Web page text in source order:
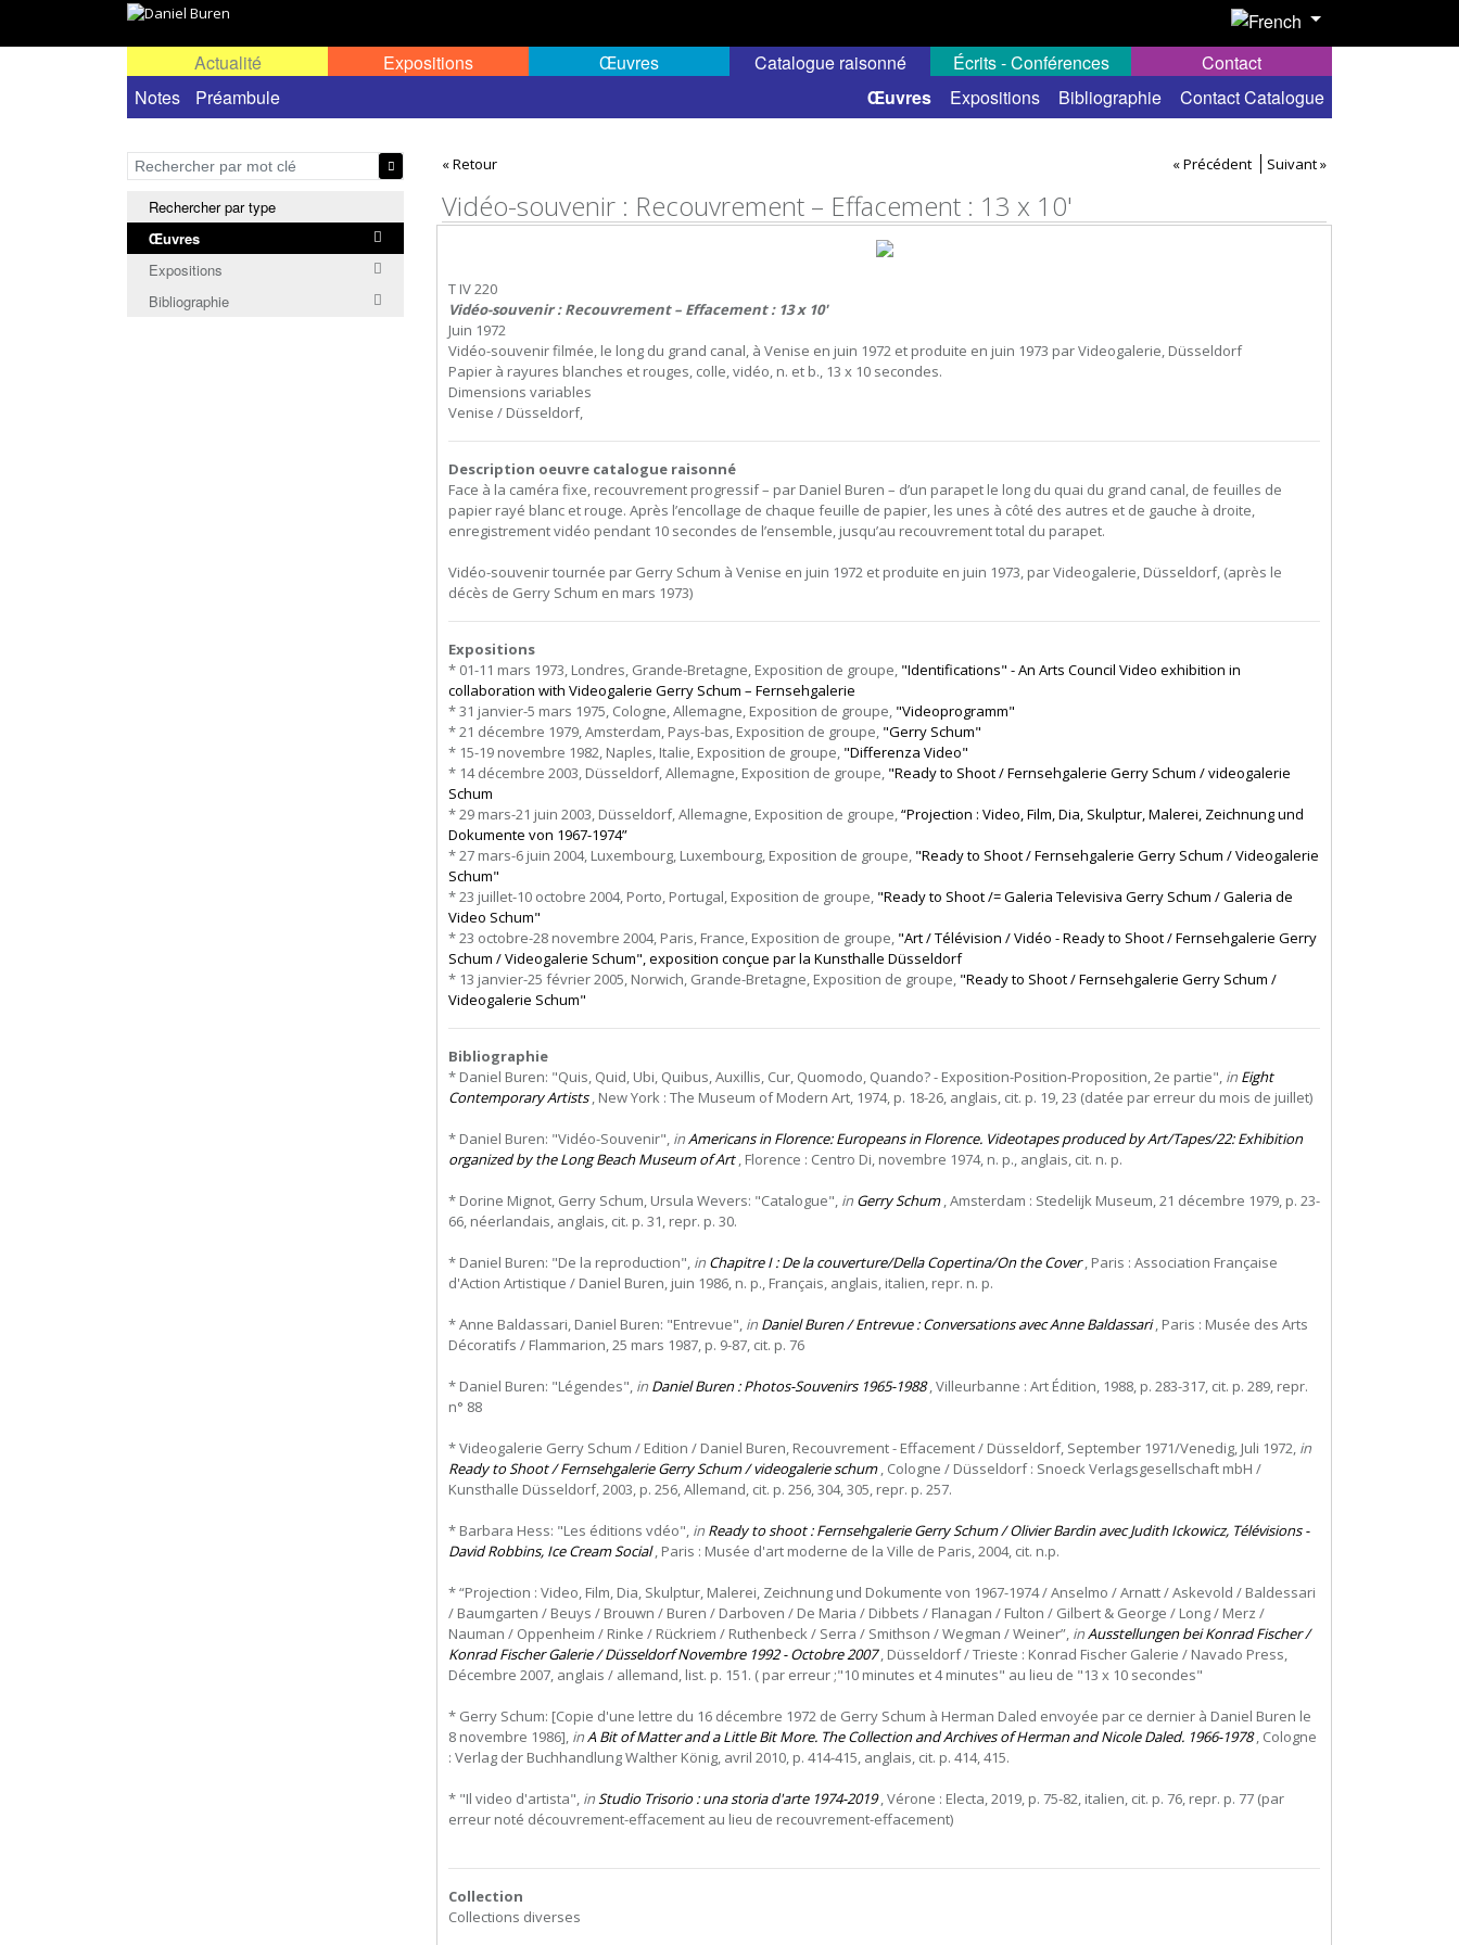
Actualité Expositions
Œuvres
Œuvres permanentes dans l'espace public ou semi-public
Catalogue raisonné
Notes
Préambule Œuvres Expositions Bibliographie Contact Catalogue
Écrits - Conférences Contact
Rechercher par type
Œuvres
Expositions
Bibliographie
« Retour « Précédent Suivant »
Vidéo-souvenir : Recouvrement – Effacement : 13 x 10'
T IV 220
Vidéo-souvenir : Recouvrement – Effacement : 13 x 10'
Juin 1972
Vidéo-souvenir filmée, le long du grand canal, à Venise en juin 1972 et produite en juin 1973 par Videogalerie, Düsseldorf
Papier à rayures blanches et rouges, colle, vidéo, n. et b., 13 x 10 secondes.
Dimensions variables
Venise / Düsseldorf,
Description oeuvre catalogue raisonné
Face à la caméra fixe, recouvrement progressif – par Daniel Buren – d’un parapet le long du quai du grand canal, de feuilles de
papier rayé blanc et rouge. Après l’encollage de chaque feuille de papier, les unes à côté des autres et de gauche à droite,
enregistrement vidéo pendant 10 secondes de l’ensemble, jusqu’au recouvrement total du parapet.
Vidéo-souvenir tournée par Gerry Schum à Venise en juin 1972 et produite en juin 1973, par Videogalerie, Düsseldorf, (après le
décès de Gerry Schum en mars 1973)
Expositions
* 01-11 mars 1973, Londres, Grande-Bretagne, Exposition de groupe, "Identifications" - An Arts Council Video exhibition in
collaboration with Videogalerie Gerry Schum – Fernsehgalerie
* 31 janvier-5 mars 1975, Cologne, Allemagne, Exposition de groupe, "Videoprogramm"
* 21 décembre 1979, Amsterdam, Pays-bas, Exposition de groupe, "Gerry Schum"
* 15-19 novembre 1982, Naples, Italie, Exposition de groupe, "Differenza Video"
* 14 décembre 2003, Düsseldorf, Allemagne, Exposition de groupe, "Ready to Shoot / Fernsehgalerie Gerry Schum / videogalerie
Schum
* 29 mars-21 juin 2003, Düsseldorf, Allemagne, Exposition de groupe,“Projection : Video, Film, Dia, Skulptur, Malerei, Zeichnung und
Dokumente von 1967-1974”
* 27 mars-6 juin 2004, Luxembourg, Luxembourg, Exposition de groupe, "Ready to Shoot / Fernsehgalerie Gerry Schum / Videogalerie
Schum"
* 23 juillet-10 octobre 2004, Porto, Portugal, Exposition de groupe, "Ready to Shoot /= Galeria Televisiva Gerry Schum / Galeria de
Video Schum"
* 23 octobre-28 novembre 2004, Paris, France, Exposition de groupe, "Art / Télévision / Vidéo - Ready to Shoot / Fernsehgalerie Gerry
Schum / Videogalerie Schum", exposition conçue par la Kunsthalle Düsseldorf
* 13 janvier-25 février 2005, Norwich, Grande-Bretagne, Exposition de groupe, "Ready to Shoot / Fernsehgalerie Gerry Schum /
Videogalerie Schum"
Bibliographie
* Daniel Buren: "Quis, Quid, Ubi, Quibus, Auxillis, Cur, Quomodo, Quando? - Exposition-Position-Proposition, 2e partie", in Eight
Contemporary Artists, New York : The Museum of Modern Art, 1974, p. 18-26, anglais, cit. p. 19, 23 (datée par erreur du mois de juillet)
* Daniel Buren: "Vidéo-Souvenir", inAmericans in Florence: Europeans in Florence. Videotapes produced by Art/Tapes/22: Exhibition
organized by the Long Beach Museum of Art, Florence : Centro Di, novembre 1974, n. p., anglais, cit. n. p.
* Dorine Mignot, Gerry Schum, Ursula Wevers: "Catalogue", in Gerry Schum, Amsterdam : Stedelijk Museum, 21 décembre 1979, p. 23-
66, néerlandais, anglais, cit. p. 31, repr. p. 30.
* Daniel Buren: "De la reproduction", in Chapitre I : De la couverture/Della Copertina/On the Cover, Paris : Association Française
d'Action Artistique / Daniel Buren, juin 1986, n. p., Français, anglais, italien, repr. n. p.
* Anne Baldassari, Daniel Buren: "Entrevue", in Daniel Buren / Entrevue : Conversations avec Anne Baldassari, Paris : Musée des Arts
Décoratifs / Flammarion, 25 mars 1987, p. 9-87, cit. p. 76
* Daniel Buren: "Légendes", in Daniel Buren : Photos-Souvenirs 1965-1988, Villeurbanne : Art Édition, 1988, p. 283-317, cit. p. 289, repr.
n° 88
* Videogalerie Gerry Schum / Edition / Daniel Buren, Recouvrement - Effacement / Düsseldorf, September 1971/Venedig, Juli 1972, in
Ready to Shoot / Fernsehgalerie Gerry Schum / videogalerie schum, Cologne / Düsseldorf : Snoeck Verlagsgesellschaft mbH /
Kunsthalle Düsseldorf, 2003, p. 256, Allemand, cit. p. 256, 304, 305, repr. p. 257.
* Barbara Hess: "Les éditions vdéo", in Ready to shoot : Fernsehgalerie Gerry Schum / Olivier Bardin avec Judith Ickowicz, Télévisions -
David Robbins, Ice Cream Social, Paris : Musée d'art moderne de la Ville de Paris, 2004, cit. n.p.
* “Projection : Video, Film, Dia, Skulptur, Malerei, Zeichnung und Dokumente von 1967-1974 / Anselmo / Arnatt / Askevold / Baldessari
/ Baumgarten / Beuys / Brouwn / Buren / Darboven / De Maria / Dibbets / Flanagan / Fulton / Gilbert & George / Long / Merz /
Nauman / Oppenheim / Rinke / Rückriem / Ruthenbeck / Serra / Smithson / Wegman / Weiner”, inAusstellungen bei Konrad Fischer /
Konrad Fischer Galerie / Düsseldorf Novembre 1992 - Octobre 2007, Düsseldorf / Trieste : Konrad Fischer Galerie / Navado Press,
Décembre 2007, anglais / allemand, list. p. 151. ( par erreur ;"10 minutes et 4 minutes" au lieu de "13 x 10 secondes"
* Gerry Schum: [Copie d'une lettre du 16 décembre 1972 de Gerry Schum à Herman Daled envoyée par ce dernier à Daniel Buren le
8 novembre 1986], inA Bit of Matter and a Little Bit More. The Collection and Archives of Herman and Nicole Daled. 1966-1978, Cologne
: Verlag der Buchhandlung Walther König, avril 2010, p. 414-415, anglais, cit. p. 414, 415.
* "Il video d'artista", inStudio Trisorio : una storia d'arte 1974-2019, Vérone : Electa, 2019, p. 75-82, italien, cit. p. 76, repr. p. 77 (par
erreur noté découvrement-effacement au lieu de recouvrement-effacement)
Collection
Collections diverses